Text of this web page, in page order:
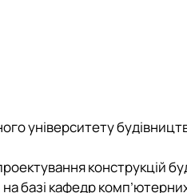
університету
конструкцій
кафедр